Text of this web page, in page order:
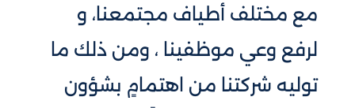
مع مختلف أطياف مجتمعنا، و
لرفع وعي موظفينا ، ومن ذلك ما
توليه شركتنا من اهتمامٍ بشؤون